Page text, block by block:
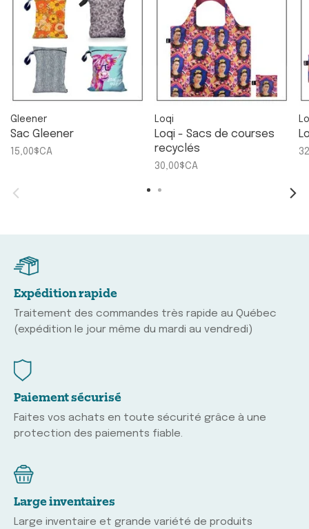
Gleener
Sac Gleener
15,00$CA
Loqi
Loqi - Sacs de courses
recyclés
30,00$CA
Expédition rapide
Traitement des commandes très rapide au Québec
(expédition le jour même du mardi au vendredi)
Paiement sécurisé
Faites vos achats en toute sécurité grâce à une
protection des paiements fiable.
Large inventaires
Large inventaire et grande variété de produits